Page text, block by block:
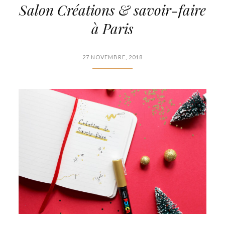
Salon Créations & savoir-faire
à Paris
27 NOVEMBRE, 2018